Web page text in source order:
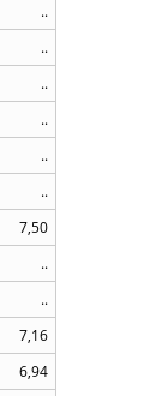
..
..
..
..
..
..
7,50
..
..
7,16
6,94